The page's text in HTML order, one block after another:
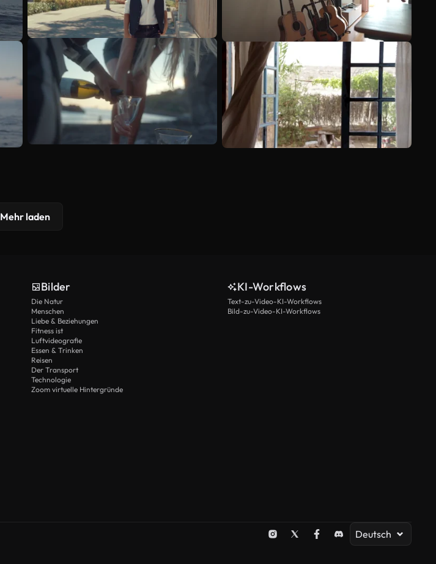
Mehr laden
Bilder
Die Natur
Menschen
Liebe & Beziehungen
Fitness ist
Luftvideografie
Essen & Trinken
Reisen
Der Transport
Technologie
Zoom virtuelle Hintergründe
KI-Workflows
Text-zu-Video-KI-Workflows
Bild-zu-Video-KI-Workflows
Deutsch